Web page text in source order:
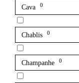
Cava 0
Chablis 0
Champanhe 0